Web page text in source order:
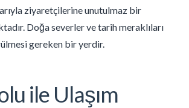
ziyaretçilerine unutulmaz bir
Doğa severler ve tarih meraklıları
gereken bir yerdir.
ile Ulaşım